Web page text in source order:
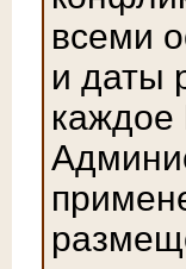
всеми
и даты
каждое